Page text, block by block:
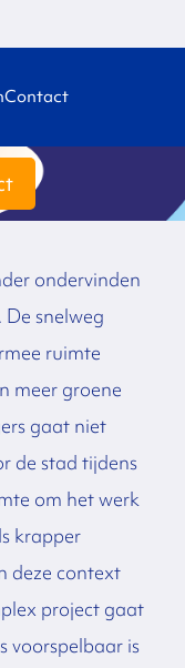
Contact
ondervinden
snelweg
ruimte
meer groene
gaat niet
de stad tijdens
om het werk
krapper
deze context
project gaat
voorspelbaar is